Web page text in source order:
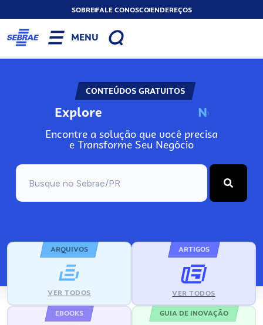
SOBREFALE CONOSCOENDEREÇOS
MENU
CONTEÚDOS GRATUITOS
Explore No
Encontre a solução que você precisa
e Transforme Seu Negócio
ARQUIVOS
VER TODOS
ARTIGOS
VER TODOS
EBOOKS GUIA DE INOVAÇÃO